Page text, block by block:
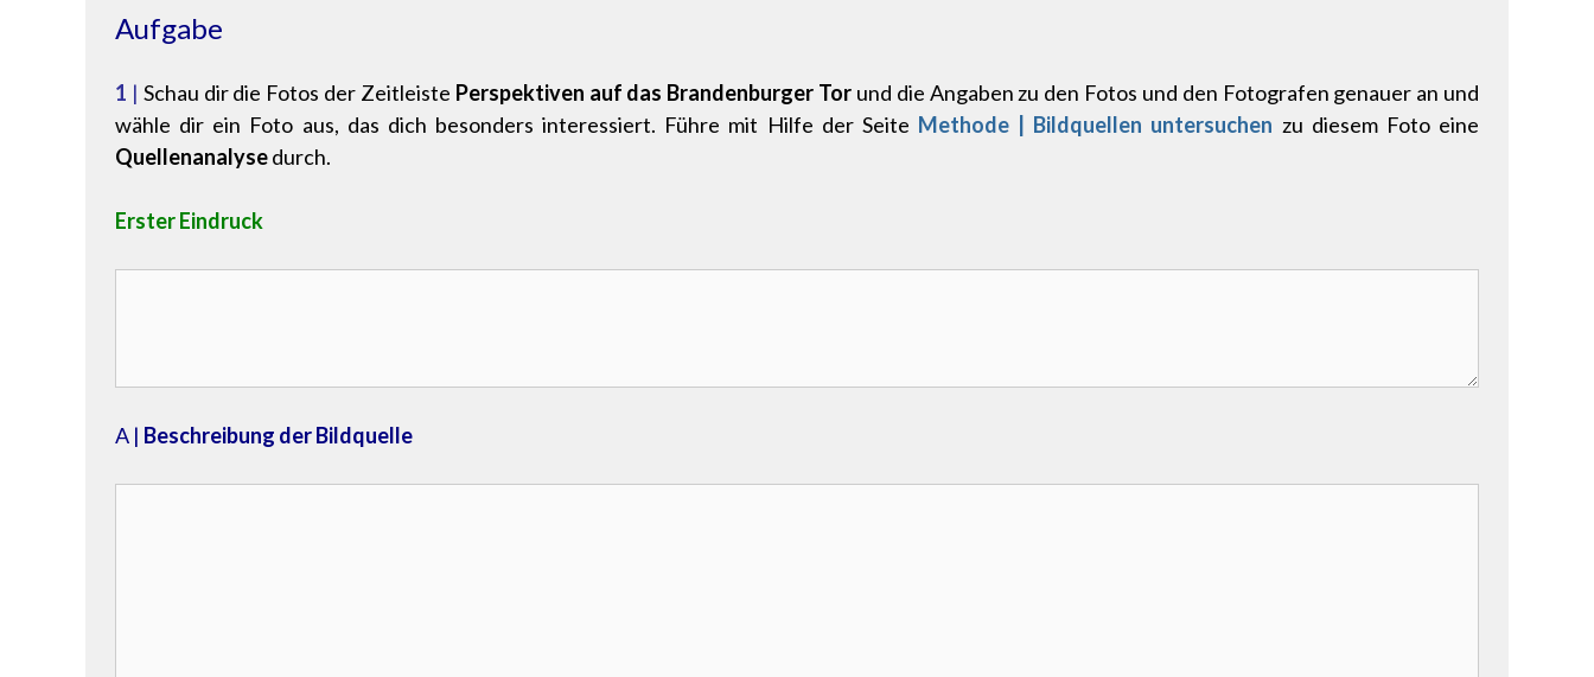
Aufgabe
1 | Schau dir die Fotos der Zeitleiste Perspektiven auf das Brandenburger Tor und die Angaben zu den Fotos und den Fotografen genauer an und
wähle dir ein Foto aus, das dich besonders interessiert. Führe mit Hilfe der Seite Methode | Bildquellen untersuchen zu diesem Foto eine
Quellenanalysedurch.
Erster Eindruck
A | Beschreibung der Bildquelle